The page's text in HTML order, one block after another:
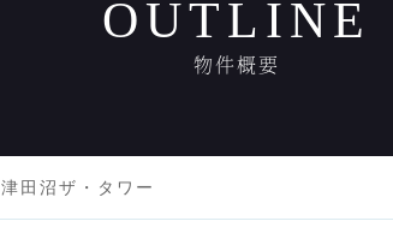
OUTLINE
物件概要
津田沼ザ・タワー